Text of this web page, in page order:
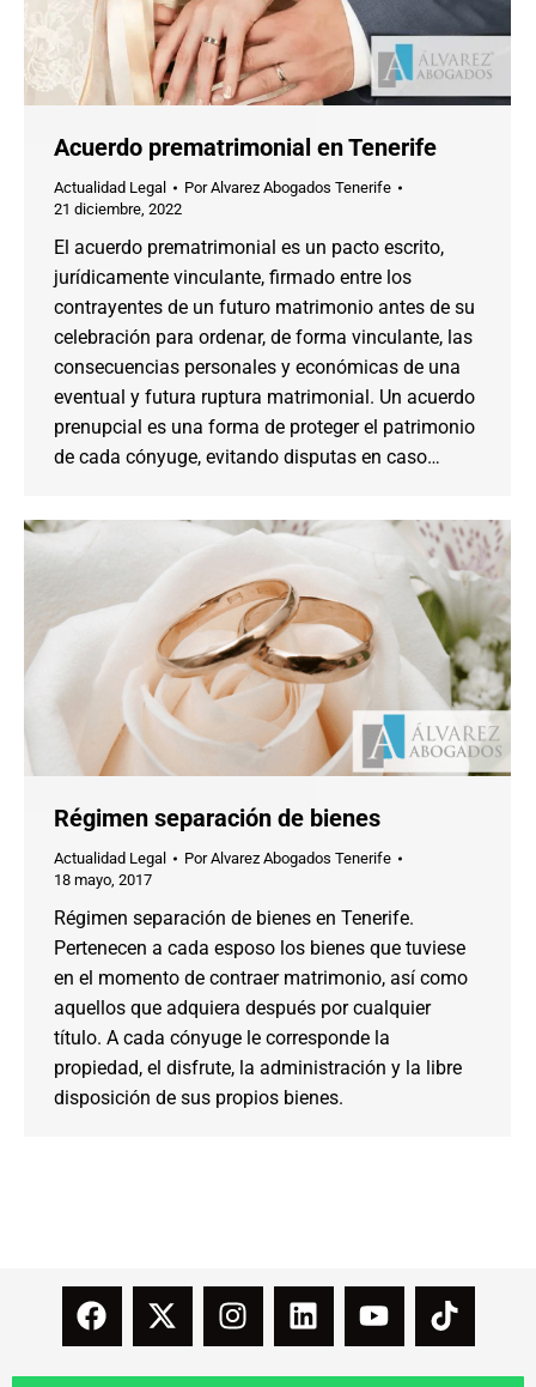
Acuerdo prematrimonial en Tenerife
Actualidad Legal PorAlvarez Abogados Tenerife
21 diciembre, 2022
El acuerdo prematrimonial es un pacto escrito,
jurídicamente vinculante, firmado entre los
contrayentes de un futuro matrimonio antes de su
celebración para ordenar, de forma vinculante, las
consecuencias personales y económicas de una
eventual y futura ruptura matrimonial. Un acuerdo
prenupcial es una forma de proteger el patrimonio
de cada cónyuge, evitando disputas en caso…
Régimen separación de bienes
Actualidad Legal PorAlvarez Abogados Tenerife
18 mayo, 2017
Régimen separación de bienes en Tenerife.
Pertenecen a cada esposo los bienes que tuviese
en el momento de contraer matrimonio, así como
aquellos que adquiera después por cualquier
título. A cada cónyuge le corresponde la
propiedad, el disfrute, la administración y la libre
disposición de sus propios bienes.